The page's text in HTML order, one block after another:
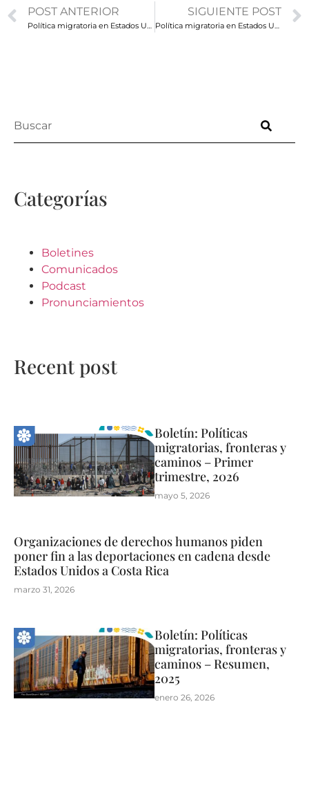
Categorías
Boletines
Comunicados
Podcast
Pronunciamientos
Recent post
Boletín: Políticas
migratorias, fronteras y
caminos – Primer
trimestre, 2026
mayo 5, 2026
Organizaciones de derechos humanos piden
poner fin a las deportaciones en cadena desde
Estados Unidos a Costa Rica
marzo 31, 2026
Boletín: Políticas
migratorias, fronteras y
caminos – Resumen,
2025
enero 26, 2026
POST ANTERIOR
Política migratoria en Estados Unidos – Noviembre 2021
SIGUIENTE POST
Política migratoria en Estados Unidos – Boletín para organizaciones mesoamericanas